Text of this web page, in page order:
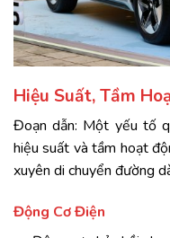
Hiệu Suất, Tầm
Đoạn dẫn: Một yếu tố
hiệu suất và tầm hoạt
xuyên di chuyển đường
Động Cơ Điện